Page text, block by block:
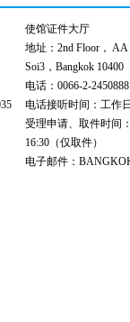
使馆证件大厅
地址：2nd Floor， AA
Soi3，Bangkok 10400
电话：0066-2-
电话接听时间：工作
受理申请、取件时间
16:30（仅取件）
电子邮件：